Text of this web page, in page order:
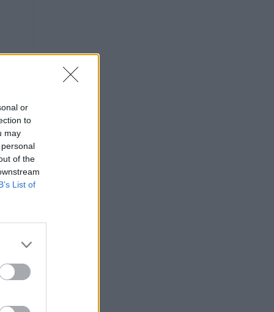
or
to
may
of the
List of